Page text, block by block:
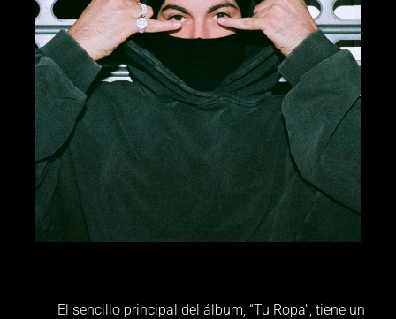
El sencillo principal del álbum, “Tu Ropa”, tiene un